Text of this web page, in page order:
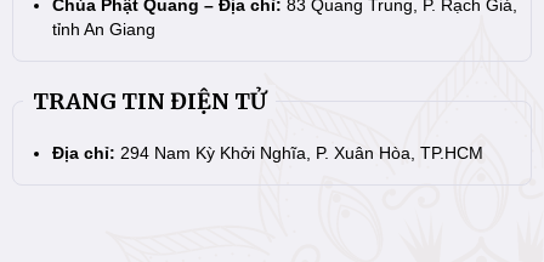
Chùa Phật Quang – Địa chỉ: 83 Quang Trung, P. Rạch Giá,
tỉnh An Giang
TRANG TIN ĐIỆN TỬ
Địa chỉ: 294 Nam Kỳ Khởi Nghĩa, P. Xuân Hòa, TP.HCM